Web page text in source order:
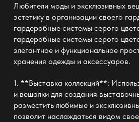
Любители моды и эксклюзивных
эстетику в организации своего
гардеробные системы серого
гардеробные системы серого
элегантное и функциональное
хранения одежды и аксессуаров.
1. **Выставка коллекций**:
и вешалки для создания
разместить любимые и
позволит наслаждаться видом